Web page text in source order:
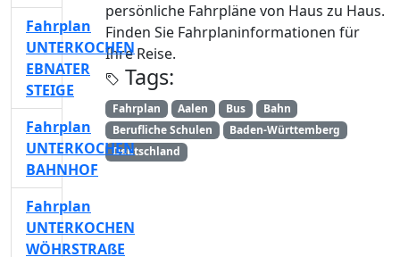
persönliche Fahrpläne von Haus zu Haus.
Finden Sie Fahrplaninformationen für
Ihre Reise.
Tags:
Fahrplan Aalen Bus
Bahn
Berufliche Schulen
Baden-Württemberg
Deutschland
Fahrplan
UNTERKOCHEN
EBNATER
STEIGE
Fahrplan
UNTERKOCHEN
BAHNHOF
Fahrplan
UNTERKOCHEN
WÖHRSTRAßE